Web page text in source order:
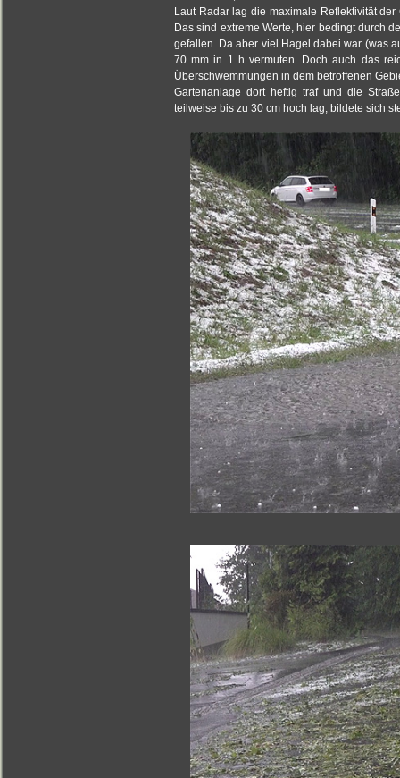
Laut Radar lag die maximale Reflektivität
Das sind extreme Werte, hier bedingt durch
gefallen. Da aber viel Hagel dabei war (was
70 mm in 1 h vermuten. Doch auch das
Überschwemmungen in dem betroffenen
Gartenanlage dort heftig traf und die
teilweise bis zu 30 cm hoch lag, bildete sich